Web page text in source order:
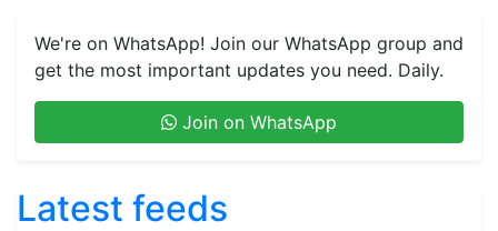
We're on WhatsApp! Join our WhatsApp group and
get the most important updates you need. Daily.
Join on WhatsApp
Latest feeds